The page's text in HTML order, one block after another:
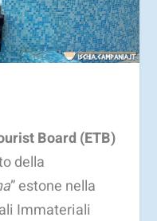
Board (ETB)
della
” estone nella
Immateriali